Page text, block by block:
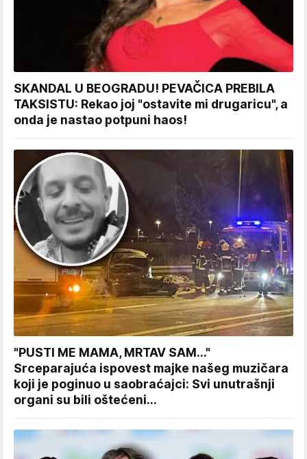
SKANDAL U BEOGRADU! PEVAČICA PREBILA
TAKSISTU: Rekao joj "ostavite mi drugaricu", a
onda je nastao potpuni haos!
"PUSTI ME MAMA, MRTAV SAM..."
Srceparajuća ispovest majke našeg muzičara
koji je poginuo u saobraćajci: Svi unutrašnji
organi su bili oštećeni...